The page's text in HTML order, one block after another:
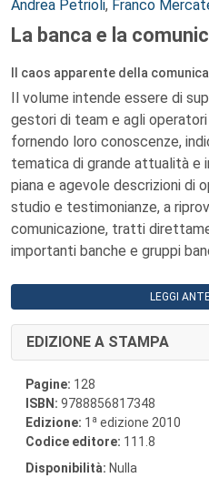
Autori:
Andrea Petrioli, Franco
La banca e la
Il caos apparente della
Il volume intende essere di
gestori di team e agli
fornendo loro conoscenze,
tematica di grande attualità e
piana e agevole descrizioni di
studio e testimonianze, a
comunicazione, tratti
importanti banche e gruppi
LEGGI
EDIZIONE A STAMPA
Pagine: 128
ISBN: 9788856817348
Edizione: 1 a edizione 2010
Codice editore: 111.8
Disponibilità: Nulla